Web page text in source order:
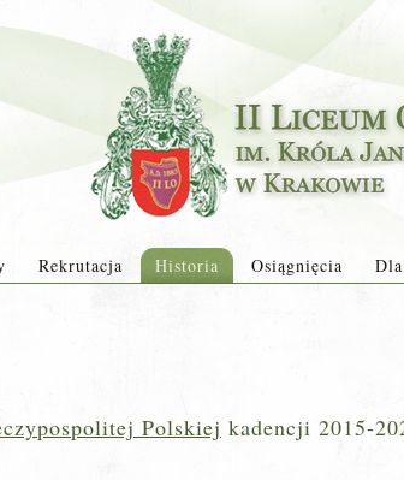
Rekrutacja Historia Osiągnięcia
Polskiej kadencji 2015-